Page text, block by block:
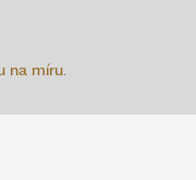
na míru.